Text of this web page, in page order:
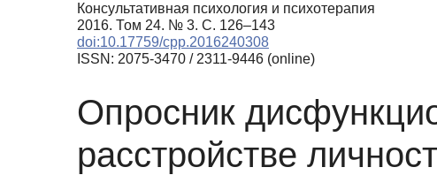
Консультативная психология и психотерапия
2016. Том 24. № 3. С. 126–143
doi:10.17759/cpp.2016240308
ISSN: 2075-3470 / 2311-9446 (online)
Опросник
расстройстве